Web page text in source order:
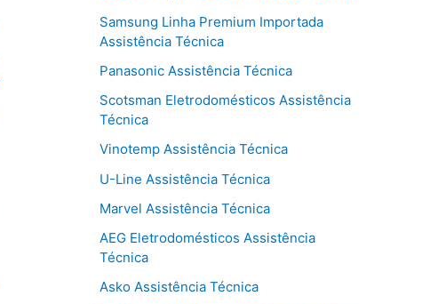
Samsung Linha Premium Importada
Assistência Técnica
Panasonic Assistência Técnica
Scotsman Eletrodomésticos Assistência
Técnica
Vinotemp Assistência Técnica
U-Line Assistência Técnica
Marvel Assistência Técnica
AEG Eletrodomésticos Assistência
Técnica
Asko Assistência Técnica